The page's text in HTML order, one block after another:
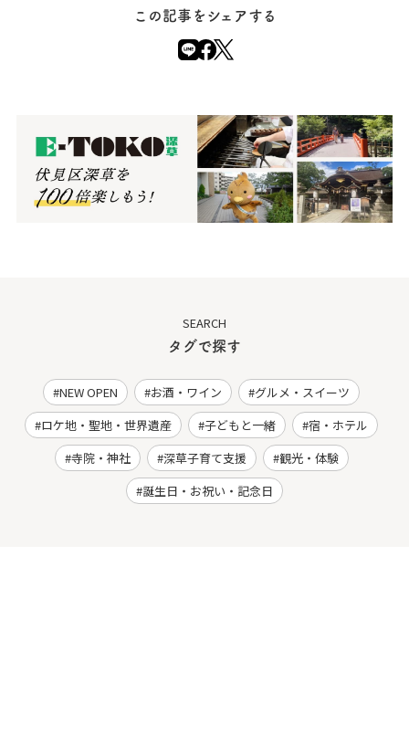
この記事をシェアする
SEARCH
タグで探す
NEW OPEN お酒・ワイン
グルメ・スイーツ
ロケ地・聖地・世界遺産
子どもと一緒
宿・ホテル
寺院・神社
深草子育て支援
観光・体験
誕生日・お祝い・記念日